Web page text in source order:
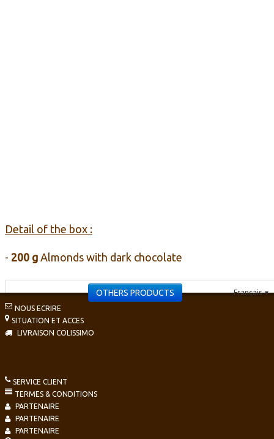
Detail of the box :
- 200 g Almonds with dark chocolate
OTHERS PRODUCTS Français▼
NOUS ECRIRE
SITUATION ET ACCES
LIVRAISON COLISSIMO
SERVICE CLIENT
TERMES & CONDITIONS
PARTENAIRE
PARTENAIRE
PARTENAIRE